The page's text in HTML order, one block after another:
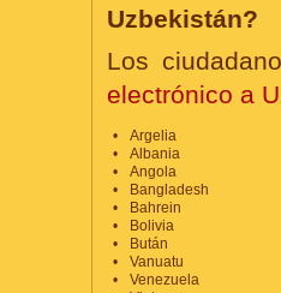
Uzbekistán?
Los
electrónico a
Argelia
Albania
Angola
Bangladesh
Bahrein
Bolivia
Bután
Vanuatu
Venezuela